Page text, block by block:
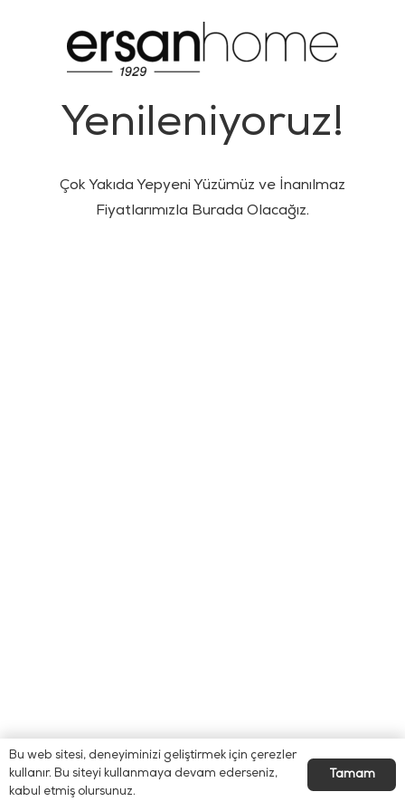
Yenileniyoruz!
Çok Yakıda Yepyeni Yüzümüz ve İnanılmaz
Fiyatlarımızla Burada Olacağız.
Bu web sitesi, deneyiminizi geliştirmek için çerezler
kullanır. Bu siteyi kullanmaya devam ederseniz,
kabul etmiş olursunuz.
Tamam